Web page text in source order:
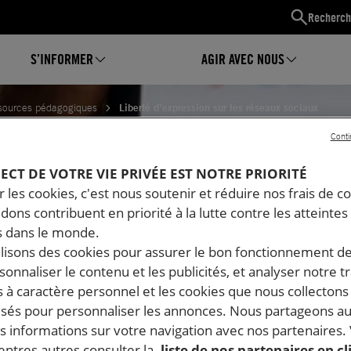
S’INFORMER AGIR AVEC NOUS
pédagogiques Liberté d’expression sur les réseaux sociaux
SUR LES
DE VOTRE VIE PRIVÉE EST NOTRE PRIORITÉ
les cookies, c'est nous soutenir et réduire nos frais de
contribuent en priorité à la lutte contre les
dans le monde.
des cookies pour assurer le bon fonctionnement
le contenu et les publicités, et analyser notre
à caractère personnel et les cookies que nous
pour personnaliser les annonces. Nous partageons
informations sur votre navigation avec nos partenaires.